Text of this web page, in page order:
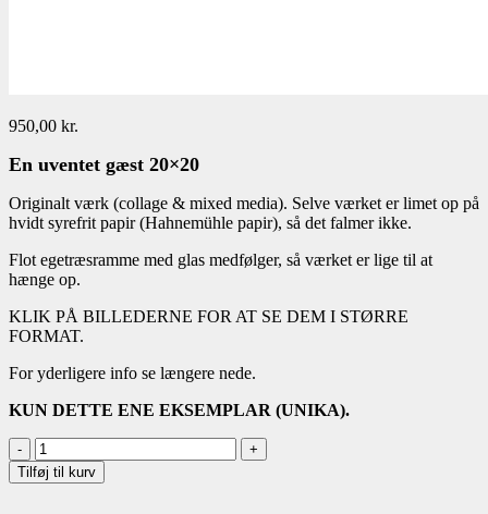
950,00 kr.
En uventet gæst 20×20
Originalt værk (collage & mixed media). Selve værket er limet op på
hvidt syrefrit papir (Hahnemühle papir), så det falmer ikke.
Flot egetræsramme med glas medfølger, så værket er lige til at
hænge op.
KLIK PÅ BILLEDERNE FOR AT SE DEM I STØRRE
FORMAT.
For yderligere info se længere nede.
KUN DETTE ENE EKSEMPLAR (UNIKA).
En
uventet
gæst
Tilføj til kurv